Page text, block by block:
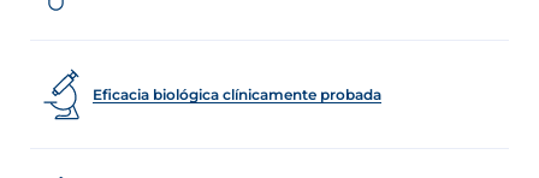
Eficacia biológica clínicamente probada